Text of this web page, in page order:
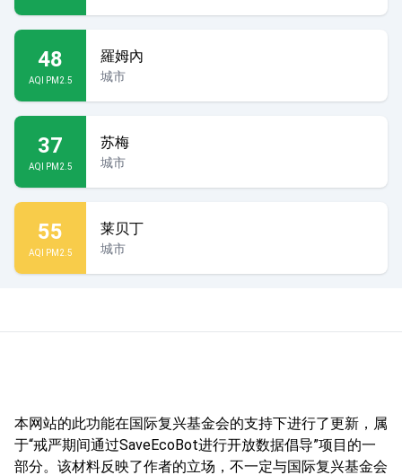
48
AQI PM2.5
羅姆內
城市
37
AQI PM2.5
苏梅
城市
55
AQI PM2.5
莱贝丁
城市
本网站的此功能在国际复兴基金会的支持下进行了更新，属
于“戒严期间通过SaveEcoBot进行开放数据倡导”项目的一
部分。该材料反映了作者的立场，不一定与国际复兴基金会